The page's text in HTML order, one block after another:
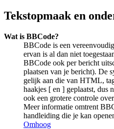
Tekstopmaak en
Wat is BBCode?
BBCode is een
ervan is al dan niet
BBCode ook per bericht
plaatsen van je bericht). De
gelijk aan die van HTML,
haakjes [ en ] geplaatst, dus
ook een grotere controle
Meer informatie omtrent
handleiding die je kan
Omhoog